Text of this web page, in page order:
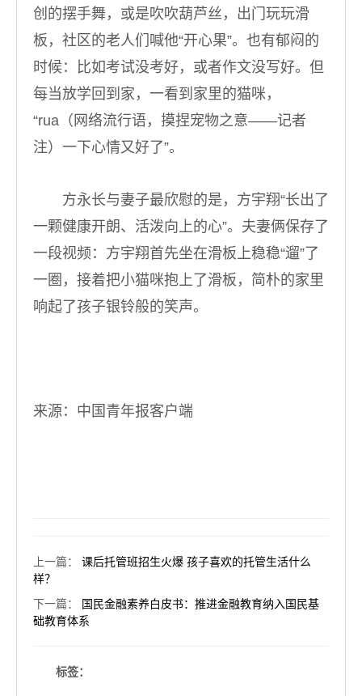
创的摆手舞，或是吹吹葫芦丝，出门玩玩滑
板，社区的老人们喊他“开心果”。也有郁闷的
时候：比如考试没考好，或者作文没写好。但
每当放学回到家，一看到家里的猫咪，
“rua（网络流行语，摸捏宠物之意——记者
注）一下心情又好了”。
方永长与妻子最欣慰的是，方宇翔“长出了
一颗健康开朗、活泼向上的心”。夫妻俩保存了
一段视频：方宇翔首先坐在滑板上稳稳“遛”了
一圈，接着把小猫咪抱上了滑板，简朴的家里
响起了孩子银铃般的笑声。
来源：中国青年报客户端
上一篇： 课后托管班招生火爆 孩子喜欢的托管生活什么
样？
下一篇：
国民金融素养白皮书：推进金融教育纳入国民基
础教育体系
标签：